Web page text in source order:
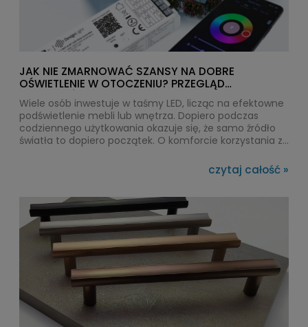
JAK NIE ZMARNOWAĆ SZANSY NA DOBRE
OŚWIETLENIE W OTOCZENIU? PRZEGLĄD
PRODUKTÓW DESIGN LIGHT
Wiele osób inwestuje w taśmy LED, licząc na efektowne
podświetlenie mebli lub wnętrza. Dopiero podczas
codziennego użytkowania okazuje się, że samo źródło
światła to dopiero początek. O komforcie korzystania z
sterowania oświetleniem. Automatyczne włączanie
światła po otwarciu szafki, regulacja jasności, obsługa z
prowadzenia dodatkowych przewodów sprawiają, że
instalacja staje się znacznie bardziej funkcjonalna. Takie
rozwiązania rozwija Design Light, projektując systemy
przeznaczone do mebli oraz nowoczesnych aranżacji
wnętrz z wykorzystaniem profili architektonicznych.
czytaj całość »